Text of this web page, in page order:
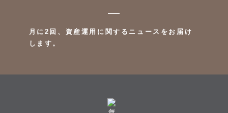
月に2回、資産運用に関するニュースをお届け
します。